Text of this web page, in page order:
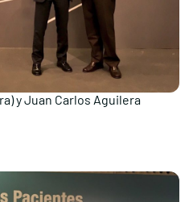
y Juan Carlos Aguilera